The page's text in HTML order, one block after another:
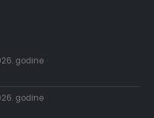
godine
godine